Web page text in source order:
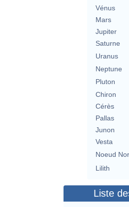
Vénus
Mars
Jupiter
Saturne
Uranus
Neptune
Pluton
Chiron
Cérès
Pallas
Junon
Vesta
Noeud
Lilith
Liste